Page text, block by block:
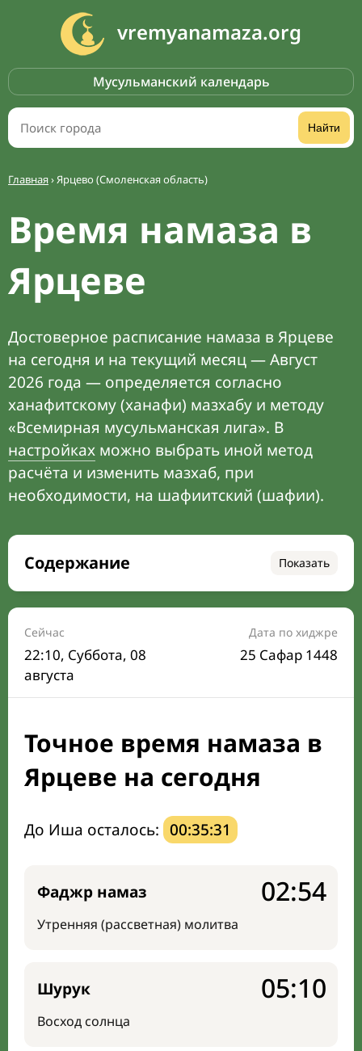
vremyanamaza.org
Мусульманский календарь
Найти
Главная›Ярцево (Смоленская область)
Время намаза в
Ярцеве
Достоверное расписание намаза в Ярцеве
на сегодня и на текущий месяц — Август
2026 года — определяется согласно
ханафитскому (ханафи) мазхабу и методу
«Всемирная мусульманская лига». В
настройках можно выбрать иной метод
расчёта и изменить мазхаб, при
необходимости, на шафиитский (шафии).
Содержание Показать
Время намаза на сегодня
Расписание на месяц
Время Сухура и Ифтара на сегодня
Календарь рамадана
Направление киблы
Сейчас
22:10, Суббота, 08
августа
Дата по хиджре
25 Сафар 1448
Точное время намаза в
Ярцеве на сегодня
До Иша осталось: 00:35:30
Фаджр намаз
Утренняя (рассветная) молитва
02:54
Шурук
Восход солнца
05:10